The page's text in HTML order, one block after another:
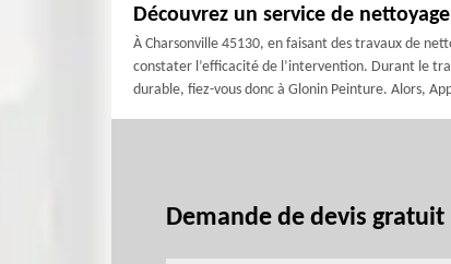
Découvrez un service de
À Charsonville 45130, en faisant des travaux de
constater l’efficacité de l’intervention. Durant le
durable, fiez-vous donc à Glonin Peinture. Alors,
Demande de devis gratuit